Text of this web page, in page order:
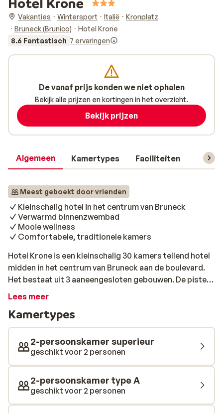
Vakanties Wintersport Italië
Kronplatz
Bruneck (Brunico)
Hotel Krone
8.6 Fantastisch 7 ervaringen
Algemeen Kamertypes Faciliteiten
Meest geboekt door vrienden
Kleinschalig hotel in het centrum van Bruneck
Verwarmd binnenzwembad
Mooie wellness
Comfortabele, traditionele kamers
Hotel Krone is een kleinschalig 30 kamers tellend hotel
midden in het centrum van Bruneck aan de boulevard.
Het bestaat uit 3 aaneengesloten gebouwen. De piste
ligt op 3 kilometer en op 200 meter afstand van het
ophaalt. De kamers zijn eenvoudig maar comfortabel
ingericht en hebben allemaal een nette badkamer en fijn
balkon. Het pronkstuk van Hotel Krone is de wellness.
Je vindt hier een klein verwarmd binnenzwembad,
sauna, solarium en jacuzzi. De maaltijden zijn volledig
verzorgd met voor ieder iets naar wens. Dat wordt
genieten!
Lees meer
Kamertypes
2-persoonskamer superieur
geschikt voor 2 personen
2-persoonskamer type A
geschikt voor 2 personen
De vanaf prijs konden we niet ophalen
Bekijk alle prijzen en kortingen in het overzicht.
Bekijk prijzen